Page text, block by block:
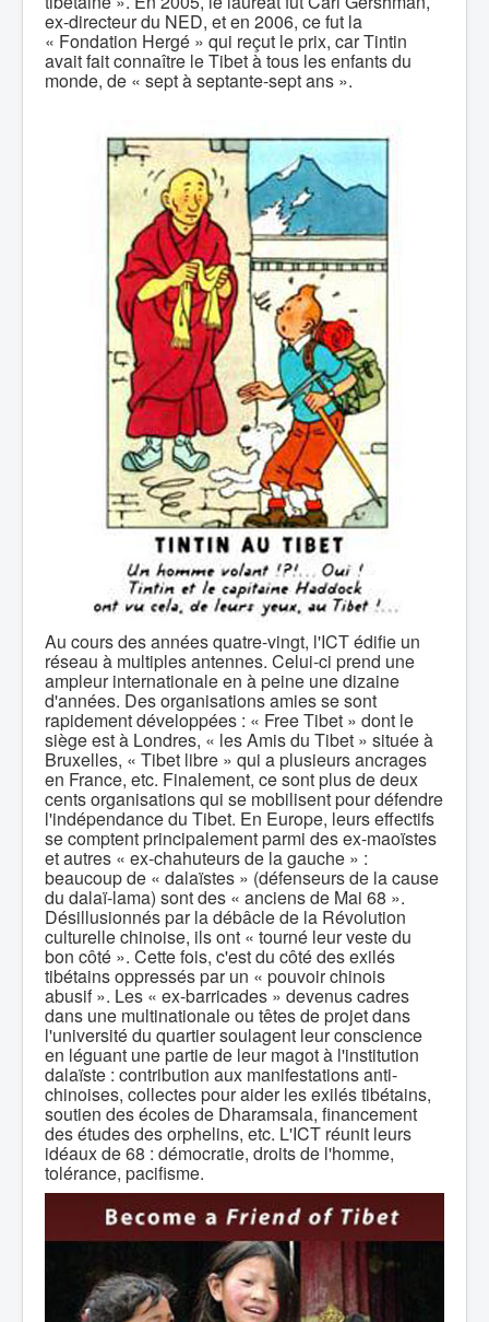
ex-directeur du NED, et en 2006, ce fut la
« Fondation Hergé » qui reçut le prix, car Tintin
avait fait connaître le Tibet à tous les enfants du
monde, de « sept à septante-sept ans ».
Au cours des années quatre-vingt, l'ICT édifie un
réseau à multiples antennes. Celui-ci prend une
ampleur internationale en à peine une dizaine
d'années. Des organisations amies se sont
rapidement développées : « Free Tibet » dont le
siège est à Londres, « les Amis du Tibet » située à
Bruxelles, « Tibet libre » qui a plusieurs ancrages
en France, etc. Finalement, ce sont plus de deux
cents organisations qui se mobilisent pour défendre
l'indépendance du Tibet. En Europe, leurs effectifs
se comptent principalement parmi des ex-maoïstes
et autres « ex-chahuteurs de la gauche » :
beaucoup de « dalaïstes » (défenseurs de la cause
du dalaï-lama) sont des « anciens de Mai 68 ».
Désillusionnés par la débâcle de la Révolution
culturelle chinoise, ils ont « tourné leur veste du
bon côté ». Cette fois, c'est du côté des exilés
tibétains oppressés par un « pouvoir chinois
abusif ». Les « ex-barricades » devenus cadres
dans une multinationale ou têtes de projet dans
l'université du quartier soulagent leur conscience
en léguant une partie de leur magot à l'institution
dalaïste : contribution aux manifestations anti-
chinoises, collectes pour aider les exilés tibétains,
soutien des écoles de Dharamsala, financement
des études des orphelins, etc. L'ICT réunit leurs
idéaux de 68 : démocratie, droits de l'homme,
tolérance, pacifisme.